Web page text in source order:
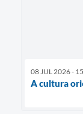
08 JUL 2026 -
A cultura